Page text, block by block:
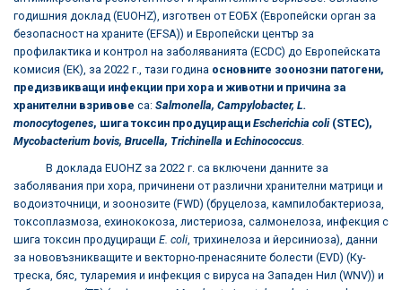
годишния доклад (EUOHZ), изготвен от ЕОБХ (Европейски орган за
безопасност на храните (EFSA)) и Европейски център за
профилактика и контрол на заболяванията (ECDC) до Европейската
комисия (ЕК), за 2022 г., тази година основните зоонозни патогени,
предизвикващи инфекции при хора и животни и причина за
хранителни взривове са: Salmonella, Campylobacter, L.
monocytogenes, шига токсин продуциращи Escherichia coli(STEC),
Mycobacterium bovis, Brucella, Trichinella и Echinococcus
В доклада EUOHZ за 2022 г. са включени данните за
заболявания при хора, причинени от различни хранителни матрици и
водоизточници, и зоонозите (FWD) (бруцелоза, кампилобактериоза,
токсоплазмоза, ехинококоза, листериоза, салмонелоза, инфекция с
шига токсин продуциращи E. coli , трихинелоза и йерсиниоза), данни
за нововъзникващите и векторно-пренасяните болести (EVD) (Ку-
треска, бяс, туларемия и инфекция с вируса на Западен Нил (WNV)) и